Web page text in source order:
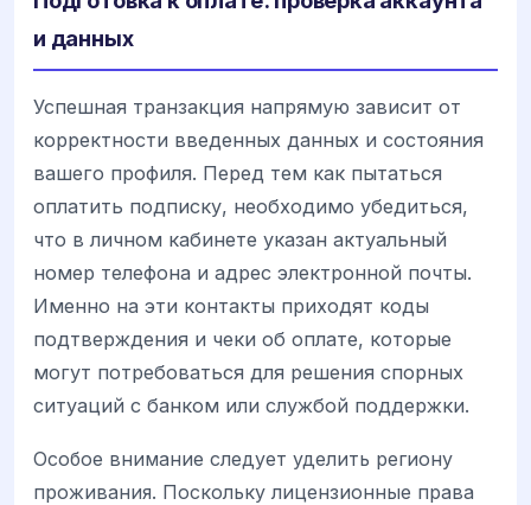
и данных
Успешная транзакция напрямую зависит от
корректности введенных данных и состояния
вашего профиля. Перед тем как пытаться
оплатить подписку, необходимо убедиться,
что в личном кабинете указан актуальный
номер телефона и адрес электронной почты.
Именно на эти контакты приходят коды
подтверждения и чеки об оплате, которые
могут потребоваться для решения спорных
ситуаций с банком или службой поддержки.
Особое внимание следует уделить региону
проживания. Поскольку лицензионные права